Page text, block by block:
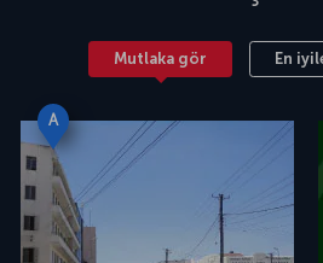
Mutlaka gör En
A